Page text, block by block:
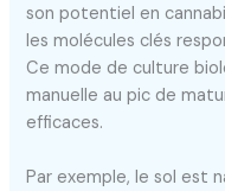
son potentiel en
les molécules clés
Ce mode de culture
manuelle au pic de
efficaces.
Par exemple, le sol est